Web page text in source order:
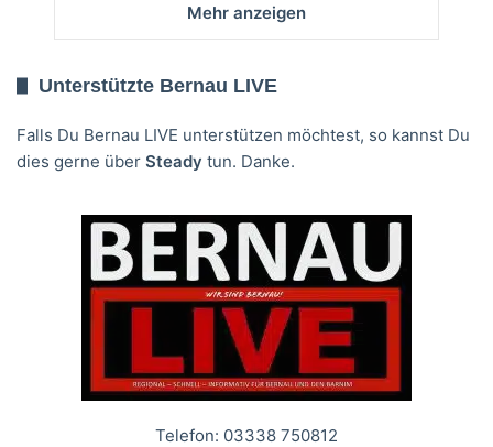
Mehr anzeigen
Unterstützte Bernau LIVE
Falls Du Bernau LIVE unterstützen möchtest, so kannst Du
dies gerne über Steady tun. Danke.
Telefon: 03338 750812